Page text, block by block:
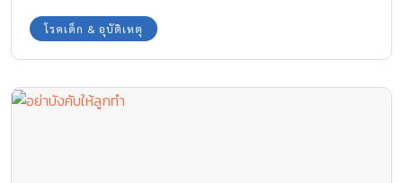
ในการใช้ ยาแก้ไอ เด็ก อย่างไรให้ปลอดภัย มาฝากกันค่ะ
โรคเด็ก & อุบัติเหตุ